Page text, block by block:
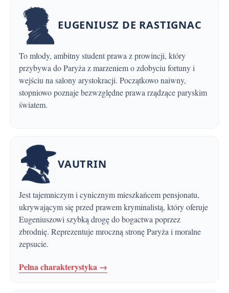
EUGENIUSZ DE RASTIGNAC
To młody, ambitny student prawa z prowincji, który
przybywa do Paryża z marzeniem o zdobyciu fortuny i
wejściu na salony arystokracji. Początkowo naiwny,
stopniowo poznaje bezwzględne prawa rządzące paryskim
światem.
VAUTRIN
Jest tajemniczym i cynicznym mieszkańcem pensjonatu,
ukrywającym się przed prawem kryminalistą, który oferuje
Eugeniuszowi szybką drogę do bogactwa poprzez
zbrodnię. Reprezentuje mroczną stronę Paryża i moralne
zepsucie.
Pelna charakterystyka →